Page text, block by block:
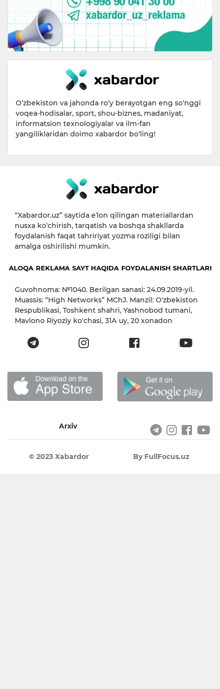
O‘zbekiston va jahonda ro‘y berayotgan eng so‘nggi
voqea-hodisalar, sport, shou-biznes, madaniyat,
informatsion texnologiyalar va ilm-fan
yangiliklaridan doimo xabardor bo‘ling!
“Xabardor.uz” saytida eʼlon qilingan materiallardan
nusxa ko‘chirish, tarqatish va boshqa shakllarda
foydalanish faqat tahririyat yozma roziligi bilan
amalga oshirilishi mumkin.
ALOQA REKLAMA SAYT HAQIDA FOYDALANISH SHARTLARI
Guvohnoma: №1040. Berilgan sanasi: 24.09.2019-yil.
Muassis: “High Networks” MChJ. Manzil: O'zbekiston
Respublikasi, Toshkent shahri, Yashnobod tumani,
Mavlono Riyoziy ko'chasi, 31А uy, 20 xonadon
Arxiv
© 2023 Xabardor By FullFocus.uz